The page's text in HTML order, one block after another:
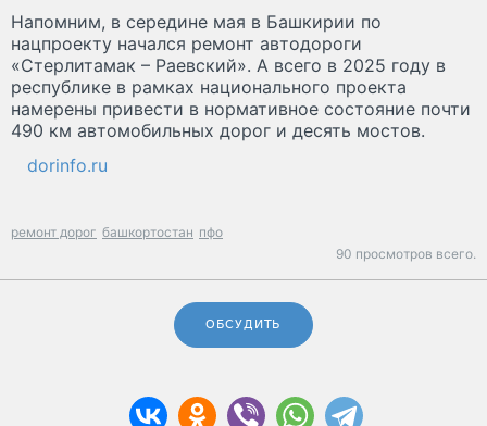
Напомним, в середине мая в Башкирии по
нацпроекту начался ремонт автодороги
«Стерлитамак – Раевский». А всего в 2025 году в
республике в рамках национального проекта
намерены привести в нормативное состояние почти
490 км автомобильных дорог и десять мостов.
dorinfo.ru
ремонт дорог башкортостан пфо
90 просмотров всего.
ОБСУДИТЬ